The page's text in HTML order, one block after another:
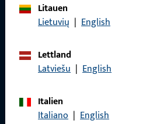
Litauen
Lietuvių | English
Lettland
Latviešu | English
Italien
Italiano | English
Impressum